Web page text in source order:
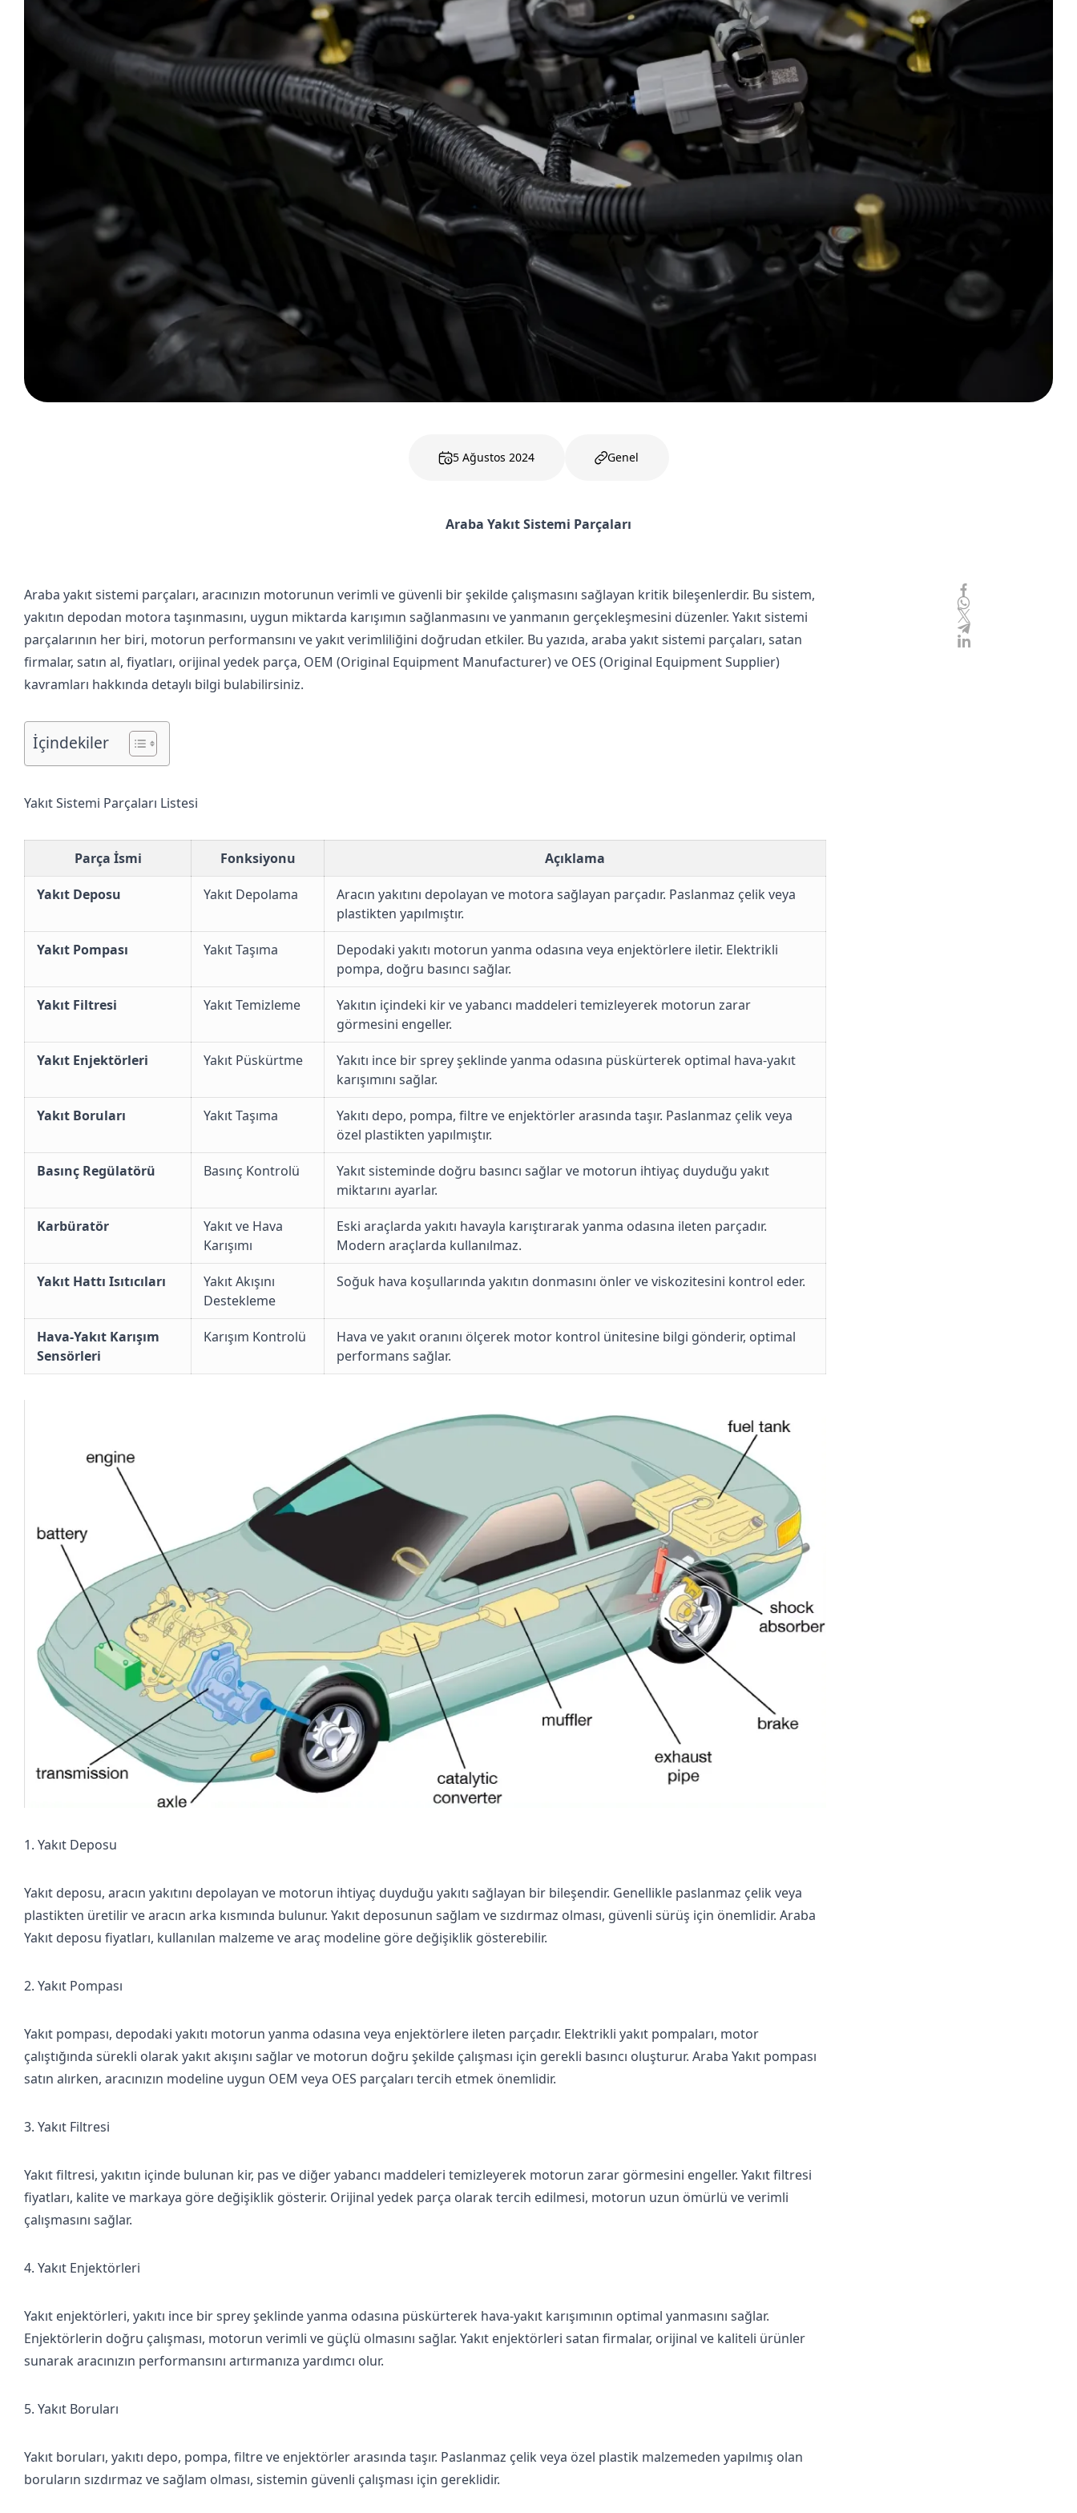
5 Ağustos 2024 Genel
Araba Yakıt Sistemi Parçaları
Araba yakıt sistemi parçaları, aracınızın motorunun verimli ve güvenli bir şekilde çalışmasını sağlayan kritik bileşenlerdir. Bu sistem,
yakıtın depodan motora taşınmasını, uygun miktarda karışımın sağlanmasını ve yanmanın gerçekleşmesini düzenler. Yakıt sistemi
parçalarının her biri, motorun performansını ve yakıt verimliliğini doğrudan etkiler. Bu yazıda, araba yakıt sistemi parçaları, satan
firmalar, satın al, fiyatları, orijinal yedek parça, OEM (Original Equipment Manufacturer)ve OES (Original Equipment Supplier)
kavramları hakkında detaylı bilgi bulabilirsiniz.
İçindekiler
Yakıt Sistemi Parçaları Listesi
Parça İsmi Fonksiyonu Açıklama
Yakıt Deposu Yakıt Depolama
Aracın yakıtını depolayan ve motora sağlayan parçadır. Paslanmaz çelik veya
plastikten yapılmıştır.
Yakıt Pompası Yakıt Taşıma
Depodaki yakıtı motorun yanma odasına veya enjektörlere iletir. Elektrikli
pompa, doğru basıncı sağlar.
Yakıt Filtresi Yakıt Temizleme
Yakıtın içindeki kir ve yabancı maddeleri temizleyerek motorun zarar
görmesini engeller.
Yakıt Enjektörleri Yakıt Püskürtme
Yakıtı ince bir sprey şeklinde yanma odasına püskürterek optimal hava-yakıt
karışımını sağlar.
Yakıt Boruları Yakıt Taşıma
Yakıtı depo, pompa, filtre ve enjektörler arasında taşır. Paslanmaz çelik veya
özel plastikten yapılmıştır.
Basınç Regülatörü Basınç Kontrolü
Yakıt sisteminde doğru basıncı sağlar ve motorun ihtiyaç duyduğu yakıt
miktarını ayarlar.
Karbüratör
Yakıt ve Hava
Karışımı
Eski araçlarda yakıtı havayla karıştırarak yanma odasına ileten parçadır.
Modern araçlarda kullanılmaz.
Yakıt Hattı Isıtıcıları
Yakıt Akışını
Destekleme
Soğuk hava koşullarında yakıtın donmasını önler ve viskozitesini kontrol eder.
Hava-Yakıt Karışım
Sensörleri
Karışım Kontrolü
Hava ve yakıt oranını ölçerek motor kontrol ünitesine bilgi gönderir, optimal
performans sağlar.
1. Yakıt Deposu
Yakıt deposu, aracın yakıtını depolayan ve motorun ihtiyaç duyduğu yakıtı sağlayan bir bileşendir. Genellikle paslanmaz çelik veya
plastikten üretilir ve aracın arka kısmında bulunur. Yakıt deposunun sağlam ve sızdırmaz olması, güvenli sürüş için önemlidir. Araba
Yakıt deposu fiyatları, kullanılan malzeme ve araç modeline göre değişiklik gösterebilir.
2. Yakıt Pompası
Yakıt pompası, depodaki yakıtı motorun yanma odasına veya enjektörlere ileten parçadır. Elektrikli yakıt pompaları, motor
çalıştığında sürekli olarak yakıt akışını sağlar ve motorun doğru şekilde çalışması için gerekli basıncı oluşturur. Araba Yakıt pompası
satın alırken, aracınızın modeline uygun OEM veya OES parçaları tercih etmek önemlidir.
3. Yakıt Filtresi
Yakıt filtresi, yakıtın içinde bulunan kir, pas ve diğer yabancı maddeleri temizleyerek motorun zarar görmesini engeller. Yakıt filtresi
fiyatları, kalite ve markaya göre değişiklik gösterir. Orijinal yedek parça olarak tercih edilmesi, motorun uzun ömürlü ve verimli
çalışmasını sağlar.
4. Yakıt Enjektörleri
Yakıt enjektörleri, yakıtı ince bir sprey şeklinde yanma odasına püskürterek hava-yakıt karışımının optimal yanmasını sağlar.
Enjektörlerin doğru çalışması, motorun verimli ve güçlü olmasını sağlar. Yakıt enjektörleri satan firmalar, orijinal ve kaliteli ürünler
sunarak aracınızın performansını artırmanıza yardımcı olur.
5. Yakıt Boruları
Yakıt boruları, yakıtı depo, pompa, filtre ve enjektörler arasında taşır. Paslanmaz çelik veya özel plastik malzemeden yapılmış olan
boruların sızdırmaz ve sağlam olması, sistemin güvenli çalışması için gereklidir.